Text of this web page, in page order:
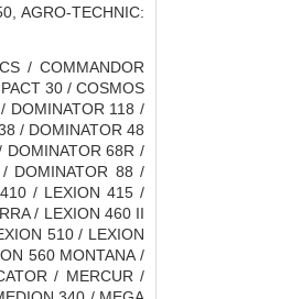
AGRO-TECHNIC:
/ COMMANDOR
30 / COSMOS
DOMINATOR 118 /
/ DOMINATOR 48
DOMINATOR 68R /
DOMINATOR 88 /
/ LEXION 415 /
/ LEXION 460 II
510 / LEXION
560 MONTANA /
/ MERCUR /